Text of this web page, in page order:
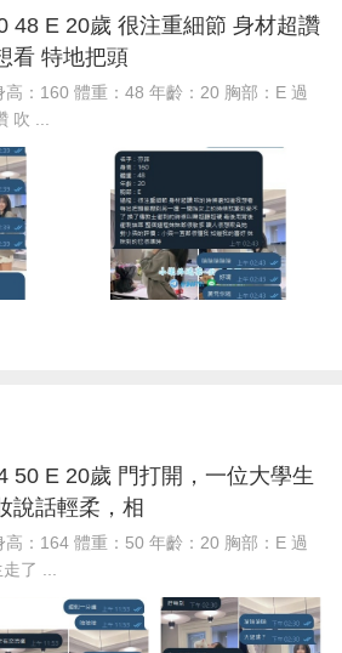
48 E 20歲 很注重細節 身材超讚
看 特地把頭
：160 體重：48 年齡：20 胸部：E 過
吹 ...
50 E 20歲 門打開，一位大學生
說話輕柔，相
：164 體重：50 年齡：20 胸部：E 過
了 ...